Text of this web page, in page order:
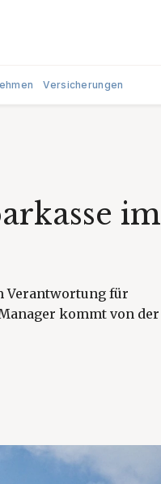
Versicherungen
im
Verantwortung für
kommt von der